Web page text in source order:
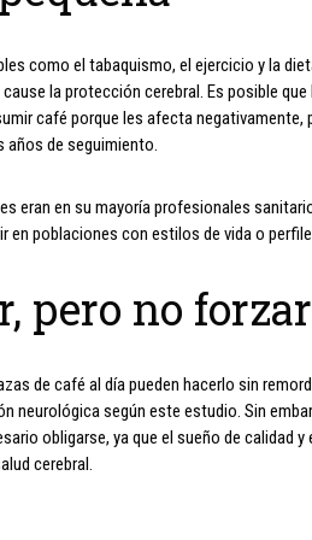
como el tabaquismo, el ejercicio y la
la protección cerebral. Es posible
café porque les afecta
años de seguimiento.
eran en su mayoría profesionales
en poblaciones con estilos de vida o
pero no
de café al día pueden hacerlo sin
neurológica según este estudio. Sin
obligarse, ya que el sueño de calidad
cerebral.